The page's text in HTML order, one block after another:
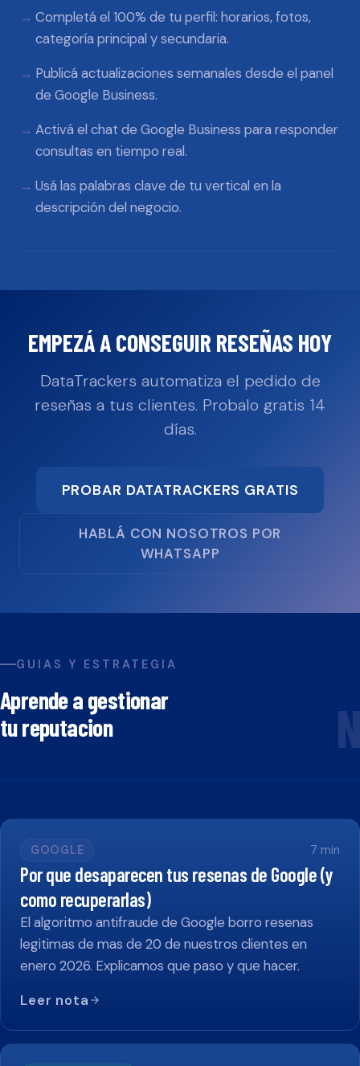
Completá el 100% de tu perfil: horarios, fotos,
categoría principal y secundaria.
Publicá actualizaciones semanales desde el panel
de Google Business.
Activá el chat de Google Business para responder
consultas en tiempo real.
Usá las palabras clave de tu vertical en la
descripción del negocio.
EMPEZÁ A CONSEGUIR RESEÑAS HOY
DataTrackers automatiza el pedido de
reseñas a tus clientes. Probalo gratis 14
días.
PROBAR DATATRACKERS GRATIS
HABLÁ CON NOSOTROS POR
WHATSAPP
GUIAS Y ESTRATEGIA
Aprende a gestionar
tu reputacion
N
GOOGLE 7 min
Por que desaparecen tus resenas de Google (y
como recuperarlas)
El algoritmo antifraude de Google borro resenas
legitimas de mas de 20 de nuestros clientes en
enero 2026. Explicamos que paso y que hacer.
Leer nota